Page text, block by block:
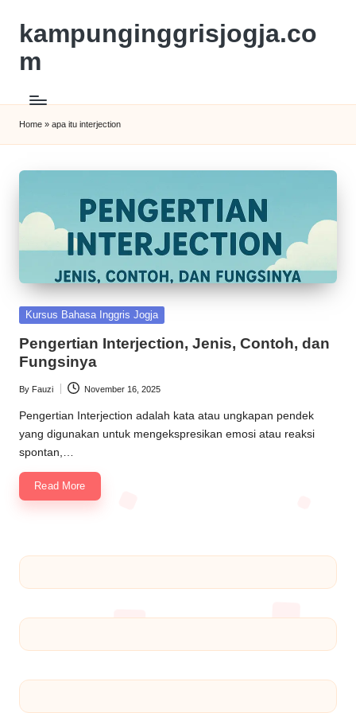
kampunginggrisjogja.co
m
Home » apa itu interjection
Kursus Bahasa Inggris Jogja
Pengertian Interjection, Jenis, Contoh, dan
Fungsinya
By Fauzi November 16, 2025
Pengertian Interjection adalah kata atau ungkapan pendek
yang digunakan untuk mengekspresikan emosi atau reaksi
spontan,…
Read More